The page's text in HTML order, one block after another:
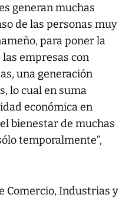
generan muchas
de las personas muy
para poner la
empresas con
una generación
lo cual en suma
económica en
bienestar de muchas
temporalmente”,
Comercio, Industrias y